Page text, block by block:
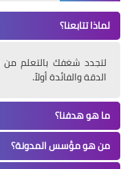
لماذا تتابعنا؟
لتجدد شغفك بالتعلم
الدقة والفائدة أولاً.
ما هو هدفنا؟
من هو مؤسس المدونة؟